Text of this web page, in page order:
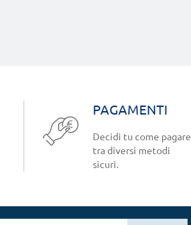
PAGAMENTI
Decidi tu come pagare
tra diversi metodi
sicuri.